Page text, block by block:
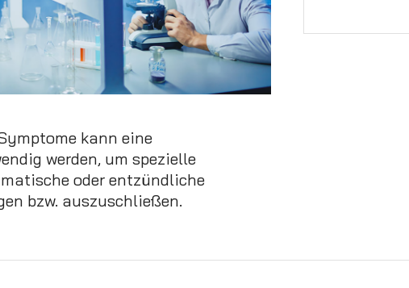
kann eine
werden, um spezielle
oder entzündliche
bzw. auszuschließen.